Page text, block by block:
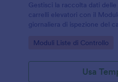
Gestisci la raccolta dati
carrelli elevatori con il
giornaliera di ispezione del
personalizzabile in Jotform.
Go to Category:
Moduli Liste di Controllo
Usa